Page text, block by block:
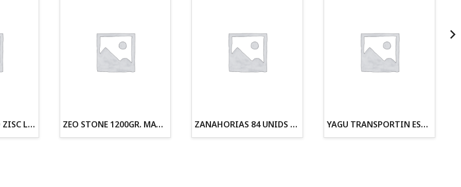
ZOGOFLEX DISCO ZISC L (21.6CM) FLUORESCENTE ZEO STONE 1200GR. MATERIAL FILTRANTE ZANAHORIAS 84 UNIDS EN DISPLAY YAGU TRANSPORTIN ESPUMA CAMUFLAJE Nº1 36x30x28